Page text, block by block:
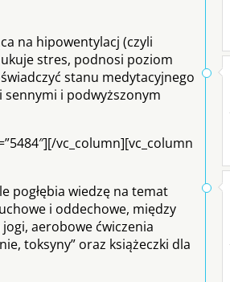
na hipowentylacj (czyli
stres, podnosi poziom
stanu medytacyjnego
sennymi i podwyższonym
vc_column][vc_column
pogłębia wiedzę na temat
i oddechowe, między
aerobowe ćwiczenia
toksyny” oraz książeczki dla